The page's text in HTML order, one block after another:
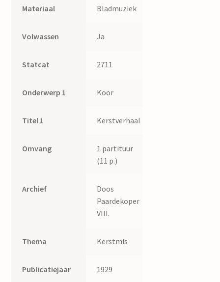
Materiaal Bladmuziek
Volwassen Ja
Statcat 2711
Onderwerp 1 Koor
Titel 1 Kerstverhaal
Omvang
1 partituur
(11 p.)
Archief
Doos
Paardekoper
VIII.
Thema Kerstmis
Publicatiejaar 1929